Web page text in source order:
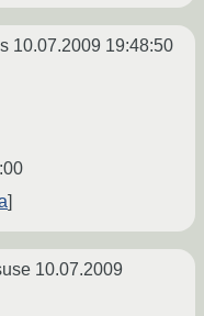
10.07.2009 19:48:50
10.07.2009